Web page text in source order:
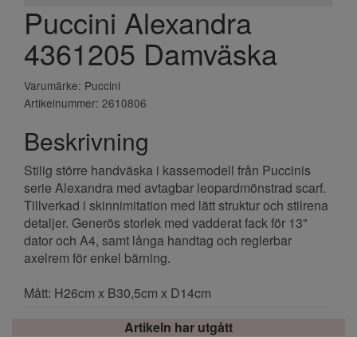
Puccini Alexandra
4361205 Damväska
Varumärke: Puccini
Artikelnummer: 2610806
Beskrivning
Stilig större handväska i kassemodell från Puccinis
serie Alexandra med avtagbar leopardmönstrad scarf.
Tillverkad i skinnimitation med lätt struktur och stilrena
detaljer. Generös storlek med vadderat fack för 13"
dator och A4, samt långa handtag och reglerbar
axelrem för enkel bärning.
Mått: H26cm x B30,5cm x D14cm
Artikeln har utgått